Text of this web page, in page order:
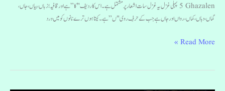
5 Ghazalen پہلی غزل یہ غزل سات اشعار پر مشتمل ہے۔ اس کا ردیف "کا” ہے اور قافیہ؛ زباں، بیاں، جاں،
گماں، دہاں، کماں، رواں اور جاں ہے جب کے حرفِ روی "ں” ہے۔ کیتا ہوں ترے نانوں کو میں ورد
Read More »